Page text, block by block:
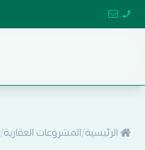
الرئيسية/المشروعات العقارية/